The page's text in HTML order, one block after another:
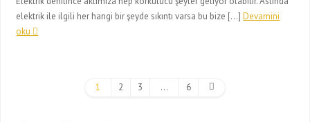
elektrik ile ilgili her hangi bir şeyde sıkıntı varsa bu bize […]Devamini
oku
1 2 3 … 6